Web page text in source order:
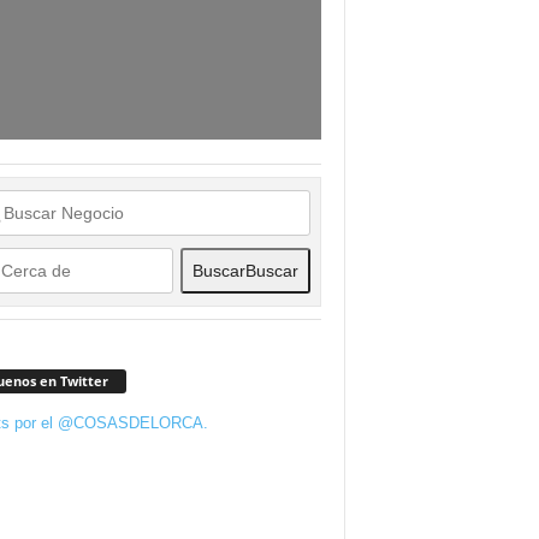
BuscarBuscar
en Twitter
por el @COSASDELORCA.